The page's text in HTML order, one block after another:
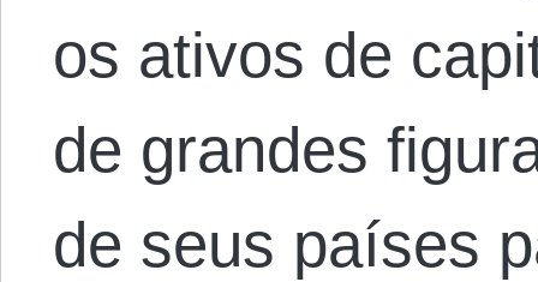
os ativos de
de grandes
de seus países